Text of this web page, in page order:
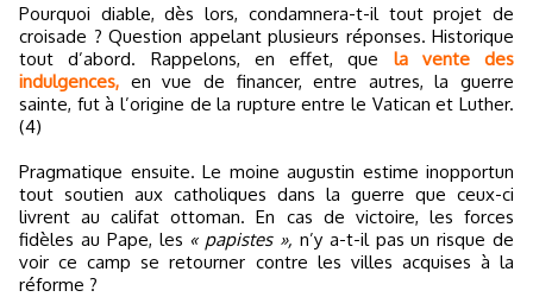
Pourquoi diable, dès lors, condamnera-t-il tout projet de
croisade ? Question appelant plusieurs réponses. Historique
tout d’abord. Rappelons, en effet, que la vente des
indulgences, en vue de financer, entre autres, la guerre
sainte, fut à l’origine de la rupture entre le Vatican et Luther.
(4)
Pragmatique ensuite. Le moine augustin estime inopportun
tout soutien aux catholiques dans la guerre que ceux-ci
livrent au califat ottoman. En cas de victoire, les forces
fidèles au Pape, les « papistes », n’y a-t-il pas un risque de
voir ce camp se retourner contre les villes acquises à la
réforme ?